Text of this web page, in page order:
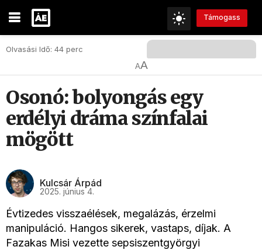
Támogass
Olvasási Idő: 44 perc
AA
Osonó: bolyongás egy
erdélyi dráma színfalai
mögött
Kulcsár Árpád
2025. június 4.
Évtizedes visszaélések, megalázás, érzelmi
manipuláció. Hangos sikerek, vastaps, díjak. A
Fazakas Misi vezette sepsiszentgyörgyi